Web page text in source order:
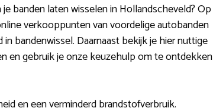
banden laten wisselen in Hollandscheveld? Op
verkooppunten van voordelige autobanden
bandenwissel. Daarnaast bekijk je hier nuttige
en gebruik je onze keuzehulp om te ontdekken
en een verminderd brandstofverbruik.